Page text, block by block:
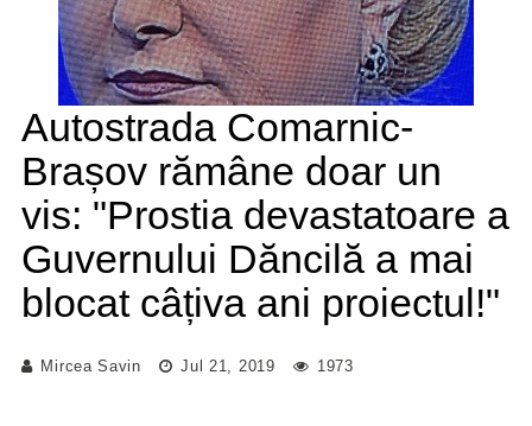
Autostrada Comarnic-
Brașov rămâne doar un
vis: "Prostia devastatoare a
Guvernului Dăncilă a mai
blocat câțiva ani proiectul!"
Mircea Savin Jul 21, 2019 1973